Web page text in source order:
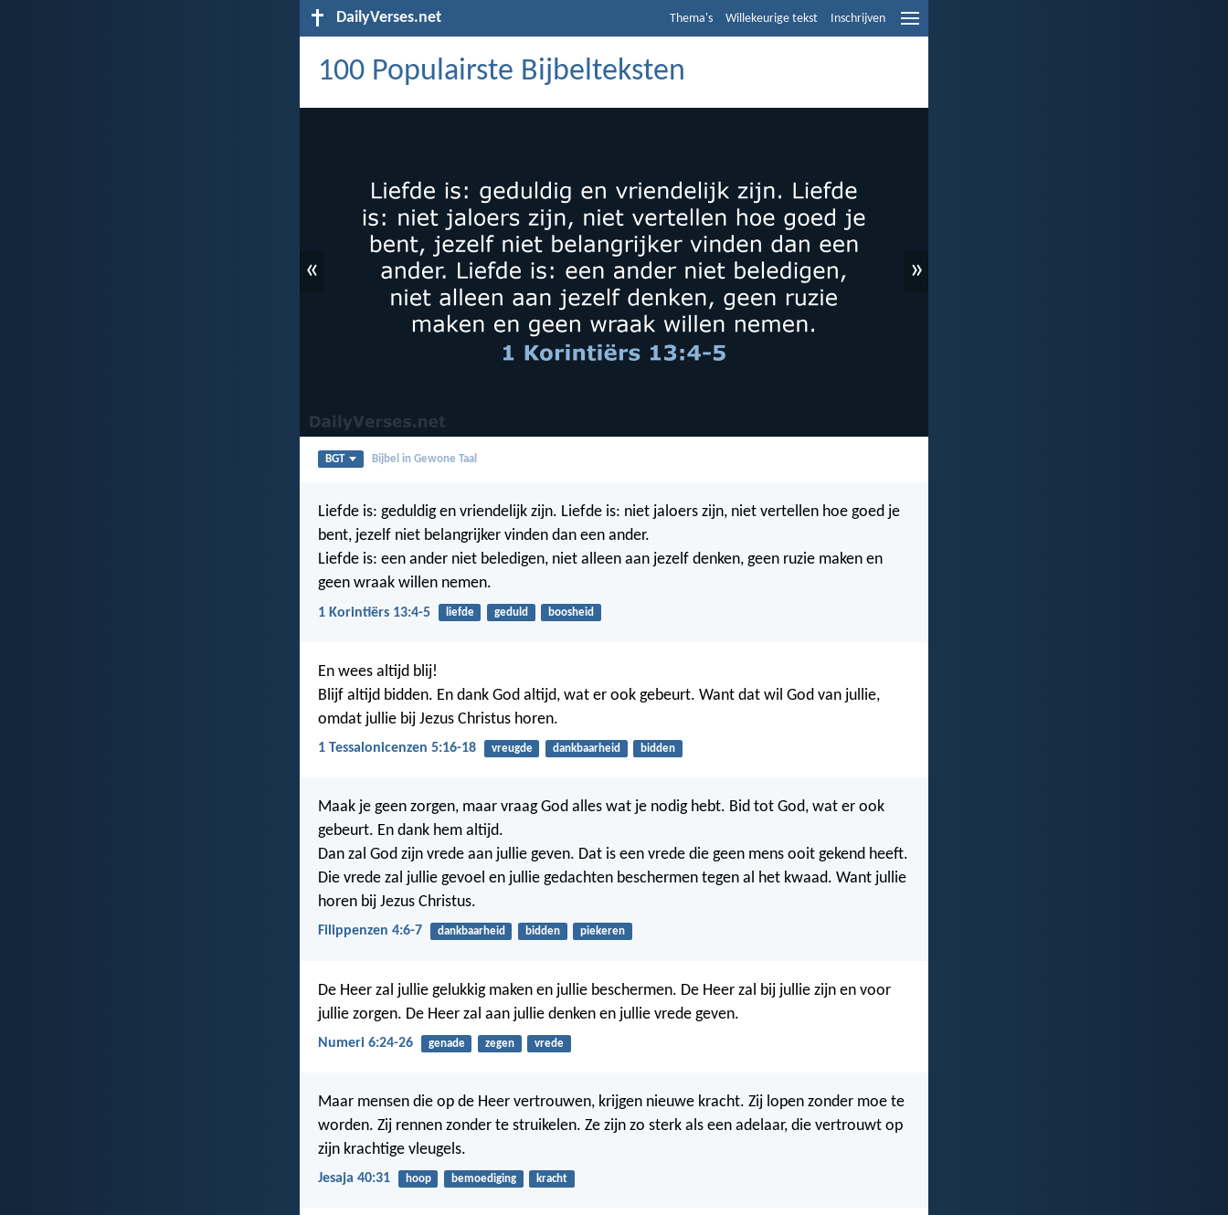
DailyVerses.net Thema's Willekeurige tekst Inschrijven
100 Populairste Bijbelteksten
« »
BGT Bijbel in Gewone Taal
Liefde is: geduldig en vriendelijk zijn. Liefde is: niet jaloers zijn, niet vertellen hoe goed je
bent, jezelf niet belangrijker vinden dan een ander.
Liefde is: een ander niet beledigen, niet alleen aan jezelf denken, geen ruzie maken en
geen wraak willen nemen.
1 Korintiërs 13:4-5 liefde geduld boosheid
En wees altijd blij!
Blijf altijd bidden. En dank God altijd, wat er ook gebeurt. Want dat wil God van jullie,
omdat jullie bij Jezus Christus horen.
1 Tessalonicenzen 5:16-18 vreugde dankbaarheid bidden
Maak je geen zorgen, maar vraag God alles wat je nodig hebt. Bid tot God, wat er ook
gebeurt. En dank hem altijd.
Dan zal God zijn vrede aan jullie geven. Dat is een vrede die geen mens ooit gekend heeft.
Die vrede zal jullie gevoel en jullie gedachten beschermen tegen al het kwaad. Want jullie
horen bij Jezus Christus.
Filippenzen 4:6-7 dankbaarheid bidden piekeren
De Heer zal jullie gelukkig maken en jullie beschermen. De Heer zal bij jullie zijn en voor
jullie zorgen. De Heer zal aan jullie denken en jullie vrede geven.
Numeri 6:24-26 genade zegen vrede
Maar mensen die op de Heer vertrouwen, krijgen nieuwe kracht. Zij lopen zonder moe te
worden. Zij rennen zonder te struikelen. Ze zijn zo sterk als een adelaar, die vertrouwt op
zijn krachtige vleugels.
Jesaja 40:31 hoop bemoediging kracht